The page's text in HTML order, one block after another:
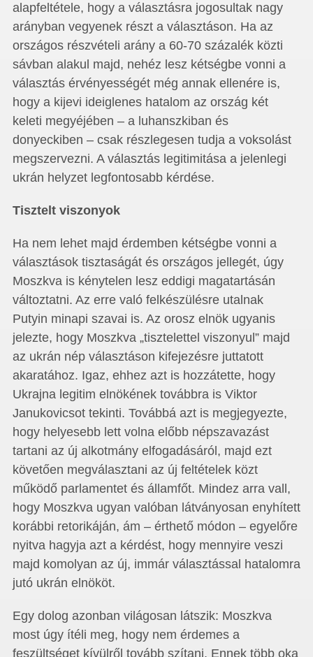
alapfeltétele, hogy a választásra jogosultak nagy
arányban vegyenek részt a választáson. Ha az
országos részvételi arány a 60-70 százalék közti
sávban alakul majd, nehéz lesz kétségbe vonni a
választás érvényességét még annak ellenére is,
hogy a kijevi ideiglenes hatalom az ország két
keleti megyéjében – a luhanszkiban és
donyeckiben – csak részlegesen tudja a voksolást
megszervezni. A választás legitimitása a jelenlegi
ukrán helyzet legfontosabb kérdése.
Tisztelt viszonyok
Ha nem lehet majd érdemben kétségbe vonni a
választások tisztaságát és országos jellegét, úgy
Moszkva is kénytelen lesz eddigi magatartásán
változtatni. Az erre való felkészülésre utalnak
Putyin minapi szavai is. Az orosz elnök ugyanis
jelezte, hogy Moszkva „tisztelettel viszonyul” majd
az ukrán nép választáson kifejezésre juttatott
akaratához. Igaz, ehhez azt is hozzátette, hogy
Ukrajna legitim elnökének továbbra is Viktor
Janukovicsot tekinti. Továbbá azt is megjegyezte,
hogy helyesebb lett volna előbb népszavazást
tartani az új alkotmány elfogadásáról, majd ezt
követően megválasztani az új feltételek közt
működő parlamentet és államfőt. Mindez arra vall,
hogy Moszkva ugyan valóban látványosan enyhített
korábbi retorikáján, ám – érthető módon – egyelőre
nyitva hagyja azt a kérdést, hogy mennyire veszi
majd komolyan az új, immár választással hatalomra
jutó ukrán elnököt.
Egy dolog azonban világosan látszik: Moszkva
most úgy ítéli meg, hogy nem érdemes a
feszültséget kívülről tovább szítani. Ennek több oka